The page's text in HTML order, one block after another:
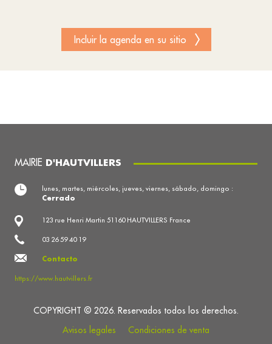
Incluir la agenda en su sitio
MAIRIE D'HAUTVILLERS
123 rue Henri Martin 51160 HAUTVILLERS France
03 26 59 40 19
Contacto
https://www.hautvillers.fr
lunes, martes, miércoles, jueves, viernes, sábado, domingo :
Cerrado
COPYRIGHT © 2026. Reservados todos los derechos.
Avisos legales
Condiciones de venta